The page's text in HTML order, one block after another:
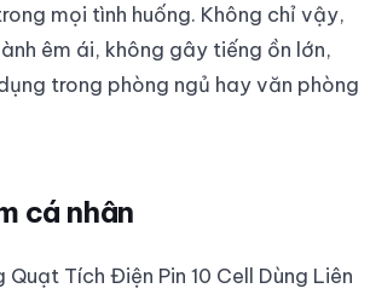
mọi tình huống. Không chỉ vậy,
êm ái, không gây tiếng ồn lớn,
trong phòng ngủ hay văn phòng
cá nhân
Quạt Tích Điện Pin 10 Cell Dùng Liên